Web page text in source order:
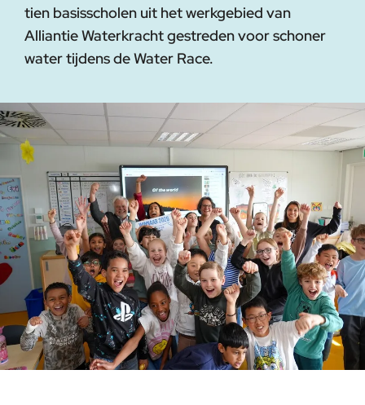
tien basisscholen uit het werkgebied van
Alliantie Waterkracht gestreden voor schoner
water tijdens de Water Race.